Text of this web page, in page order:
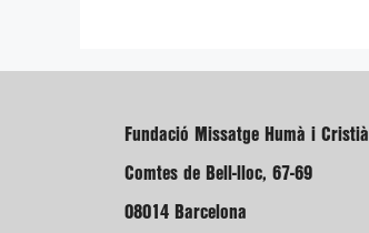
Fundació Missatge Humà i Cristià
Comtes de Bell-lloc, 67-69
08014 Barcelona